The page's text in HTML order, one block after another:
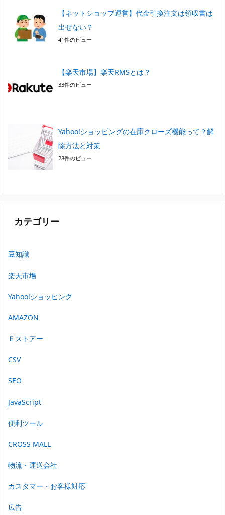
【ネットショップ運営】代金引換注文は領収書は
出せない？
41件のビュー
【楽天市場】楽天RMSとは？
33件のビュー
Yahoo!ショッピングの在庫クローズ機能って？解
除方法と対策
28件のビュー
カテゴリー
豆知識
楽天市場
Yahoo!ショッピング
AMAZON
Ｅストアー
CSV
SEO
JavaScript
便利ツール
CROSS MALL
物流・運送会社
カスタマー・お客様対応
広告